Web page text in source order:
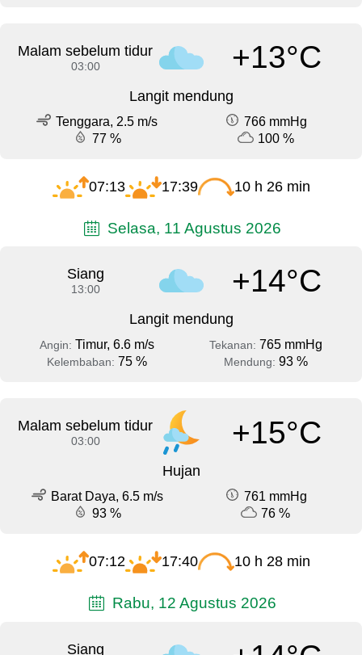
Malam sebelum tidur
03:00 +13°C
Langit mendung
Tenggara, 2.5 m/s
766 mmHg
77 %
100 %
07:13 17:39 10 h 26 min
Selasa, 11 Agustus 2026
Siang
13:00 +14°C
Langit mendung
Angin: Timur, 6.6 m/s Tekanan: 765 mmHg
Kelembaban: 75 % Mendung: 93 %
Malam sebelum tidur
03:00 +15°C
Hujan
Barat Daya, 6.5 m/s
761 mmHg
93 %
76 %
07:12 17:40 10 h 28 min
Rabu, 12 Agustus 2026
Siang